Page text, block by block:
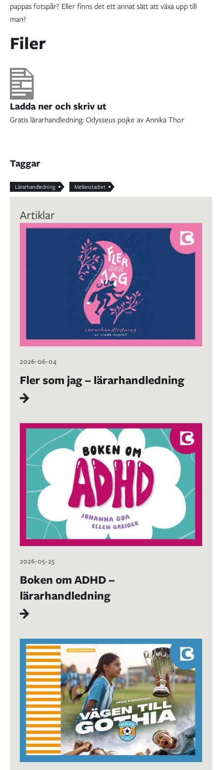
pappas fotspår? Eller finns det ett annat sätt att växa upp till
man?
Filer
Ladda ner och skriv ut
Gratis lärarhandledning: Odysseus pojke av Annika Thor
Taggar
Lärarhandledning Mellanstadiet
Artiklar
2026-06-04
Fler som jag – lärarhandledning
2026-05-25
Boken om ADHD –
lärarhandledning